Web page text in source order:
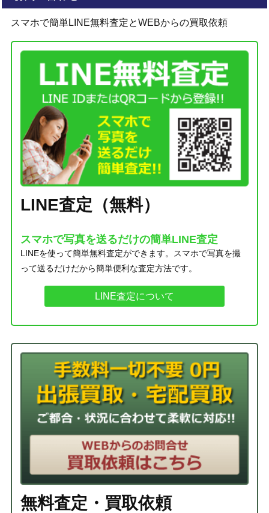
スマホで簡単LINE無料査定とWEBからの買取依頼
LINE査定（無料）
スマホで写真を送るだけの簡単LINE査定
LINEを使って簡単無料査定ができます。スマホで写真を撮
って送るだけだから簡単便利な査定方法です。
LINE査定について
無料査定・買取依頼